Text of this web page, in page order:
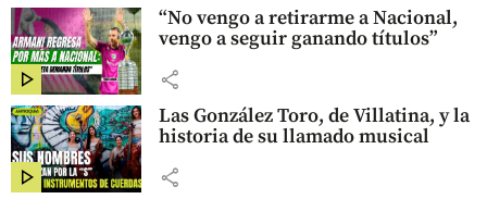
“No vengo a retirarme a Nacional,
vengo a seguir ganando títulos”
share
Las González Toro, de Villatina, y la
historia de su llamado musical
share